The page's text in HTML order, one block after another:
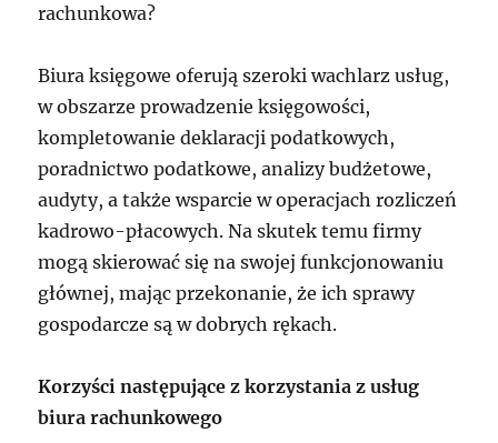
rachunkowa?
Biura księgowe oferują szeroki wachlarz usług,
w obszarze prowadzenie księgowości,
kompletowanie deklaracji podatkowych,
poradnictwo podatkowe, analizy budżetowe,
audyty, a także wsparcie w operacjach rozliczeń
kadrowo-płacowych. Na skutek temu firmy
mogą skierować się na swojej funkcjonowaniu
głównej, mając przekonanie, że ich sprawy
gospodarcze są w dobrych rękach.
Korzyści następujące z korzystania z usług
biura rachunkowego